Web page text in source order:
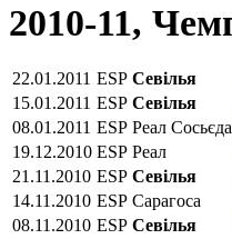
2010-11,
22.01.2011 ESP Севілья
15.01.2011 ESP Севілья
08.01.2011 ESP Реал
19.12.2010 ESP Реал
21.11.2010 ESP Севілья
14.11.2010 ESP Сарагоса
08.11.2010 ESP Севілья